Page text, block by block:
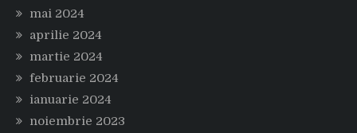
mai 2024
aprilie 2024
martie 2024
februarie 2024
ianuarie 2024
noiembrie 2023